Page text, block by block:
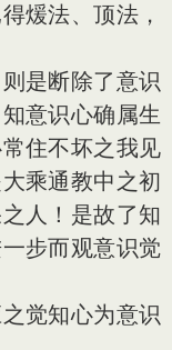
煖法、顶法，
是断除了意识
意识心确属生
住不坏之我见
乘通教中之初
人！是故了知
步而观意识觉
觉知心为意识